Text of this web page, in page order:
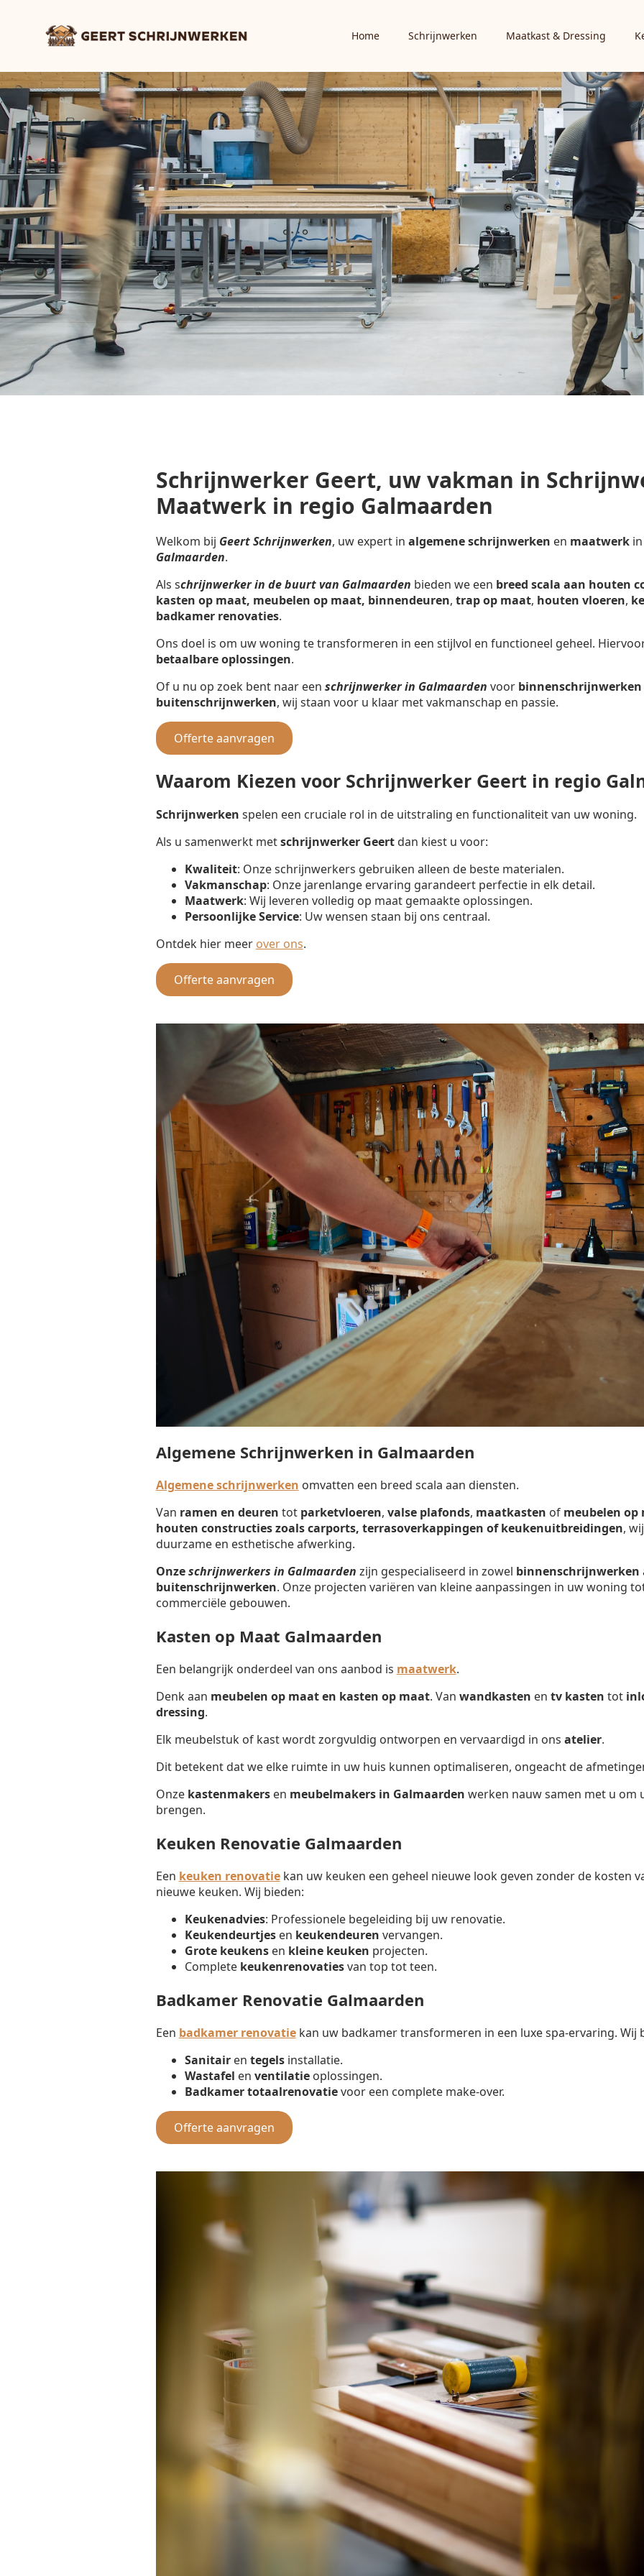
Home Schrijnwerken Maatkast & Dressing
Schrijnwerker Geert, uw vakman in
Maatwerk in regio Galmaarden
Welkom bij Geert Schrijnwerken, uw expert in algemene schrijnwerken en maatwerkin
Galmaarden.
Als schrijnwerker in de buurt van Galmaarden bieden we een breed scala aan houten
kasten op maat, meubelen op maat, binnendeuren, trap op maat, houten vloeren,
badkamer renovaties.
Ons doel is om uw woning te transformeren in een stijlvol en functioneel geheel.
betaalbare oplossingen.
Of u nu op zoek bent naar een schrijnwerker in Galmaarden voor binnenschrijnwerken
buitenschrijnwerken, wij staan voor u klaar met vakmanschap en passie.
Offerte aanvragen
Waarom Kiezen voor Schrijnwerker Geert in regio
Schrijnwerken spelen een cruciale rol in de uitstraling en functionaliteit van uw woning.
Als u samenwerkt metschrijnwerker Geert dan kiest u voor:
Kwaliteit: Onze schrijnwerkers gebruiken alleen de beste materialen.
Vakmanschap: Onze jarenlange ervaring garandeert perfectie in elk detail.
Maatwerk: Wij leveren volledig op maat gemaakte oplossingen.
Persoonlijke Service: Uw wensen staan bij ons centraal.
Ontdek hier meer over ons.
Offerte aanvragen
Algemene Schrijnwerken in Galmaarden
Algemene schrijnwerken omvatten een breed scala aan diensten.
Van ramen en deuren tot parketvloeren, valse plafonds, maatkasten of meubelen op
houten constructies zoals carports, terrasoverkappingen of keukenuitbreidingen,
duurzame en esthetische afwerking.
Onzeschrijnwerkers in Galmaarden zijn gespecialiseerd in zowel binnenschrijnwerken
buitenschrijnwerken. Onze projecten variëren van kleine aanpassingen in uw woning
commerciële gebouwen.
Kasten op Maat Galmaarden
Een belangrijk onderdeel van ons aanbod is maatwerk.
Denk aan meubelen op maat en kasten op maat. Van wandkasten en tv kasten tot
dressing.
Elk meubelstuk of kast wordt zorgvuldig ontworpen en vervaardigd in ons atelier.
Dit betekent dat we elke ruimte in uw huis kunnen optimaliseren, ongeacht de
Onze kastenmakersen meubelmakers in Galmaarden werken nauw samen met u om
brengen.
Keuken Renovatie Galmaarden
Een keuken renovatiekan uw keuken een geheel nieuwe look geven zonder de kosten
nieuwe keuken. Wij bieden:
Keukenadvies: Professionele begeleiding bij uw renovatie.
Keukendeurtjesen keukendeuren vervangen.
Grote keukensen kleine keuken projecten.
Complete keukenrenovatiesvan top tot teen.
Badkamer Renovatie Galmaarden
Een badkamer renovatiekan uw badkamer transformeren in een luxe spa-ervaring. Wij
Sanitairen tegelsinstallatie.
Wastafel en ventilatieoplossingen.
Badkamer totaalrenovatievoor een complete make-over.
Offerte aanvragen